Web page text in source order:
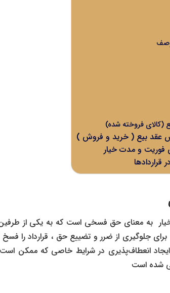
(کالای فروخته شده)
عقد بیع ( خرید و فروش )
فوریت و مدت خیار
قراردادها
به معنای حق فسخی است که به یکی از طرفین
جلوگیری از ضرر و تضییع حق ، قرارداد را